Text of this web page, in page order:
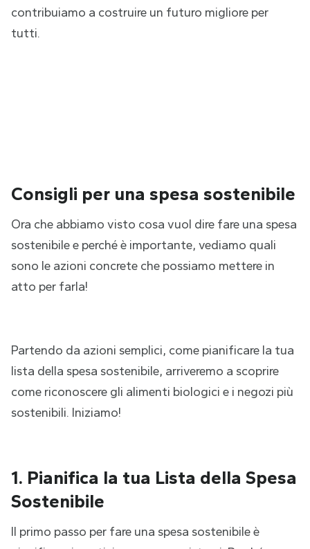
contribuiamo a costruire un futuro migliore per
tutti.
Consigli per una spesa sostenibile
Ora che abbiamo visto cosa vuol dire fare una spesa
sostenibile e perché è importante, vediamo quali
sono le azioni concrete che possiamo mettere in
atto per farla!
Partendo da azioni semplici, come pianificare la tua
lista della spesa sostenibile, arriveremo a scoprire
come riconoscere gli alimenti biologici e i negozi più
sostenibili. Iniziamo!
1. Pianifica la tua Lista della Spesa
Sostenibile
Il primo passo per fare una spesa sostenibile è